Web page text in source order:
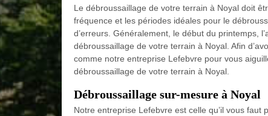
Le débroussaillage de votre terrain à Noyal doit
fréquence et les périodes idéales pour le
d’erreurs. Généralement, le début du printemps,
débroussaillage de votre terrain à Noyal. Afin
comme notre entreprise Lefebvre pour vous
débroussaillage de votre terrain à Noyal.
Débroussaillage sur-mesure à Noyal
Notre entreprise Lefebvre est celle qu’il vous